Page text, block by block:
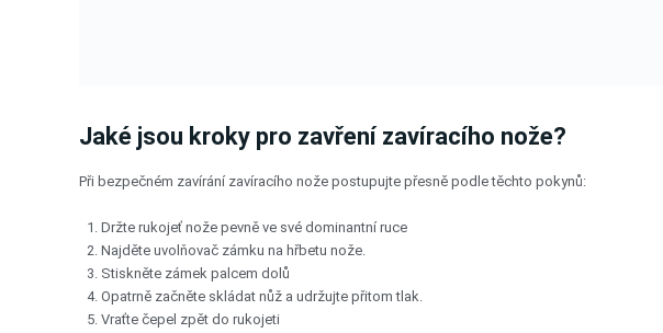
Jaké jsou kroky pro zavření zavíracího nože?
Při bezpečném zavírání zavíracího nože postupujte přesně podle těchto pokynů:
Držte rukojeť nože pevně ve své dominantní ruce
Najděte uvolňovač zámku na hřbetu nože.
Stiskněte zámek palcem dolů
Opatrně začněte skládat nůž a udržujte přitom tlak.
Vraťte čepel zpět do rukojeti